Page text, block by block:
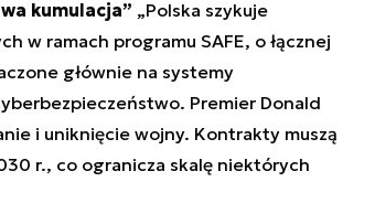
kumulacja” „Polska szykuje
w ramach programu SAFE, o łącznej
głównie na systemy
Premier Donald
i uniknięcie wojny. Kontrakty muszą
r., co ogranicza skalę niektórych